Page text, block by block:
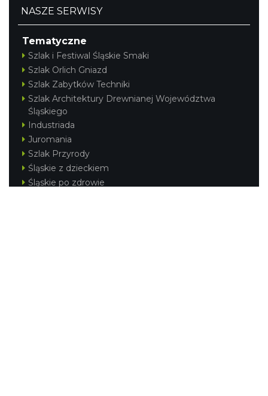
NASZE SERWISY
Tematyczne
Szlak i Festiwal Śląskie Smaki
Szlak Orlich Gniazd
Szlak Zabytków Techniki
Szlak Architektury Drewnianej Województwa
Śląskiego
Industriada
Juromania
Szlak Przyrody
Śląskie z dzieckiem
Śląskie po zdrowie